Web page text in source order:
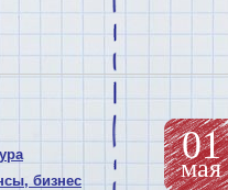
бизнес
01
мая